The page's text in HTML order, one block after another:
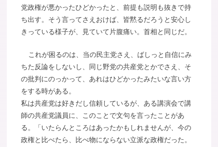
党政権が悪かったひどかったと、前提も説明も抜きで持
ち出す。そう言ってさえおけば、皆黙るだろうと安心し
きっている様子が、見ていて片腹痛い。首相と同じだ。
これが困るのは、当の民主党さえ、ばしっと自信にみ
ちた反論をしないし、同じ野党の共産党とかでさえ、そ
の批判にのっかって、あれはひどかったみたいな言い方
をする時がある。
私は共産党は好きだし信頼しているが、ある講演会で講
師の共産党議員に、このことで文句を言ったことがあ
る。「いたらんところはあったかもしれませんが、今の
政権と比べたら、比べ物にならない立派な政権だった。